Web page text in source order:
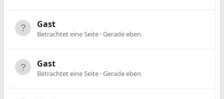
Gast
Betrachtet eine Seite Gerade eben
Gast
Betrachtet eine Seite Gerade eben